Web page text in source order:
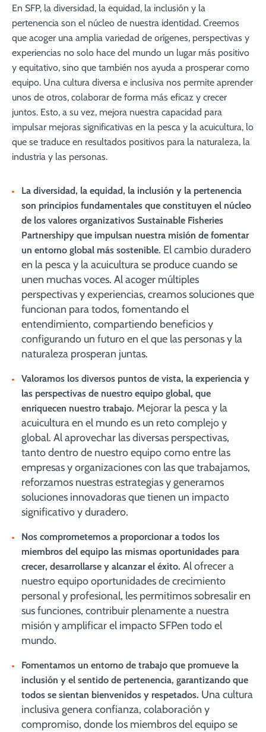
En SFP, la diversidad, la equidad, la inclusión y la
pertenencia son el núcleo de nuestra identidad. Creemos
que acoger una amplia variedad de orígenes, perspectivas y
experiencias no solo hace del mundo un lugar más positivo
y equitativo, sino que también nos ayuda a prosperar como
equipo. Una cultura diversa e inclusiva nos permite aprender
unos de otros, colaborar de forma más eficaz y crecer
juntos. Esto, a su vez, mejora nuestra capacidad para
impulsar mejoras significativas en la pesca y la acuicultura, lo
que se traduce en resultados positivos para la naturaleza, la
industria y las personas.
La diversidad, la equidad, la inclusión y la pertenencia
son principios fundamentales que constituyen el núcleo
de los valores organizativos Sustainable Fisheries
Partnershipy que impulsan nuestra misión de fomentar
un entorno global más sostenible. El cambio duradero
en la pesca y la acuicultura se produce cuando se
unen muchas voces. Al acoger múltiples
perspectivas y experiencias, creamos soluciones que
funcionan para todos, fomentando el
entendimiento, compartiendo beneficios y
configurando un futuro en el que las personas y la
naturaleza prosperan juntas.
Valoramos los diversos puntos de vista, la experiencia y
las perspectivas de nuestro equipo global, que
enriquecen nuestro trabajo. Mejorar la pesca y la
acuicultura en el mundo es un reto complejo y
global. Al aprovechar las diversas perspectivas,
tanto dentro de nuestro equipo como entre las
empresas y organizaciones con las que trabajamos,
reforzamos nuestras estrategias y generamos
soluciones innovadoras que tienen un impacto
significativo y duradero.
Nos comprometemos a proporcionar a todos los
miembros del equipo las mismas oportunidades para
crecer, desarrollarse y alcanzar el éxito. Al ofrecer a
nuestro equipo oportunidades de crecimiento
personal y profesional, les permitimos sobresalir en
sus funciones, contribuir plenamente a nuestra
misión y amplificar el impacto SFPen todo el
mundo.
Fomentamos un entorno de trabajo que promueve la
inclusión y el sentido de pertenencia, garantizando que
todos se sientan bienvenidos y respetados. Una cultura
inclusiva genera confianza, colaboración y
compromiso, donde los miembros del equipo se